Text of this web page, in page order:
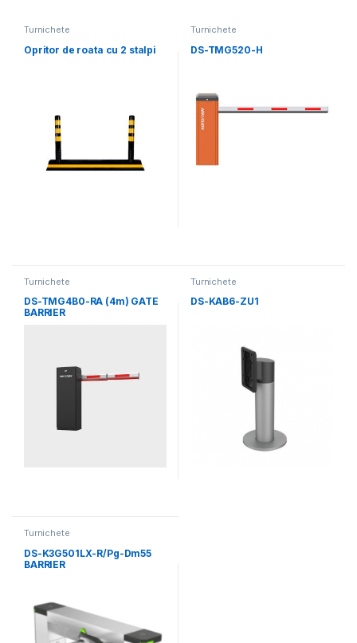
Turnichete
Opritor de roata cu 2 stalpi
Turnichete
DS-TMG520-H
Turnichete
DS-TMG4B0-RA (4m) GATE
BARRIER
Turnichete
DS-KAB6-ZU1
Turnichete
DS-K3G501LX-R/Pg-Dm55
BARRIER